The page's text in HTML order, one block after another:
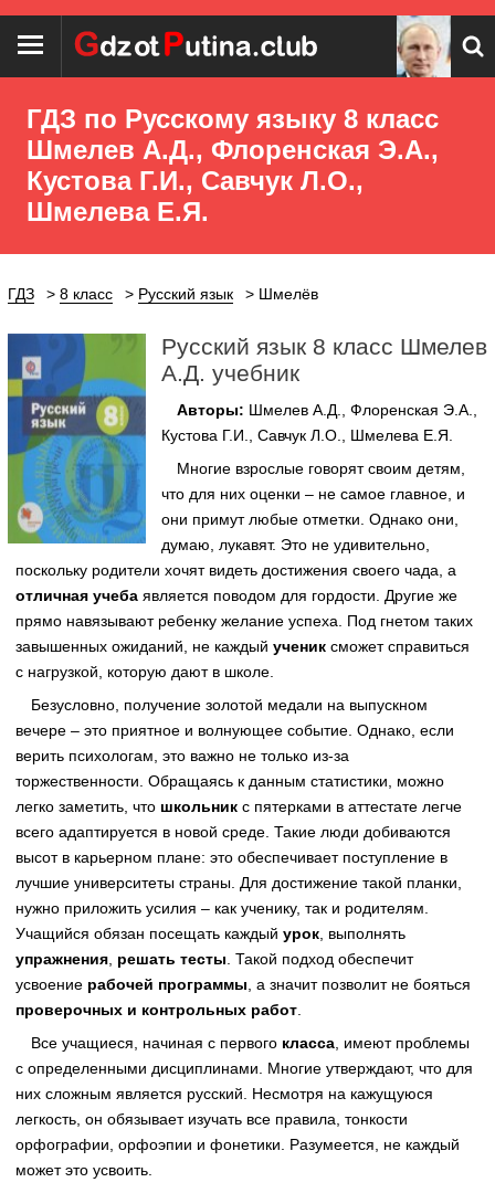
ГДЗ по Русскому языку 8 класс
Шмелев А.Д., Флоренская Э.А.,
Кустова Г.И., Савчук Л.О.,
Шмелева Е.Я.
ГДЗ 8 класс Русский язык Шмелёв
Русский язык 8 класс Шмелев
А.Д. учебник
Авторы: Шмелев А.Д., Флоренская Э.А.,
Кустова Г.И., Савчук Л.О., Шмелева Е.Я.
Многие взрослые говорят своим детям,
что для них оценки – не самое главное, и
они примут любые отметки. Однако они,
думаю, лукавят. Это не удивительно,
поскольку родители хочят видеть достижения своего чада, а
отличная учеба является поводом для гордости. Другие же
прямо навязывают ребенку желание успеха. Под гнетом таких
завышенных ожиданий, не каждый ученик сможет справиться
с нагрузкой, которую дают в школе.
Безусловно, получение золотой медали на выпускном
вечере – это приятное и волнующее событие. Однако, если
верить психологам, это важно не только из-за
торжественности. Обращаясь к данным статистики, можно
легко заметить, что школьник с пятерками в аттестате легче
всего адаптируется в новой среде. Такие люди добиваются
высот в карьерном плане: это обеспечивает поступление в
лучшие университеты страны. Для достижение такой планки,
нужно приложить усилия – как ученику, так и родителям.
Учащийся обязан посещать каждый урок , выполнять
упражнения решать тесты . Такой подход обеспечит
усвоение рабочей программы , а значит позволит не бояться
проверочных и контрольных работ
Все учащиеся, начиная с первого класса , имеют проблемы
с определенными дисциплинами. Многие утверждают, что для
них сложным является русский. Несмотря на кажущуюся
легкость, он обязывает изучать все правила, тонкости
орфографии, орфоэпии и фонетики. Разумеется, не каждый
может это усвоить.